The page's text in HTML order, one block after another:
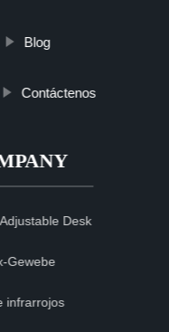
Blog
Contáctenos
Adjustable Desk
Gewebe
infrarrojos